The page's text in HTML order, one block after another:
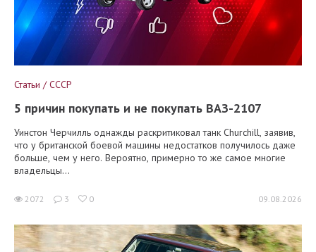
Статьи / СССР
5 причин покупать и не покупать ВАЗ-2107
Уинстон Черчилль однажды раскритиковал танк Churchill, заявив,
что у британской боевой машины недостатков получилось даже
больше, чем у него. Вероятно, примерно то же самое многие
владельцы...
2072 3 0 09.08.2026